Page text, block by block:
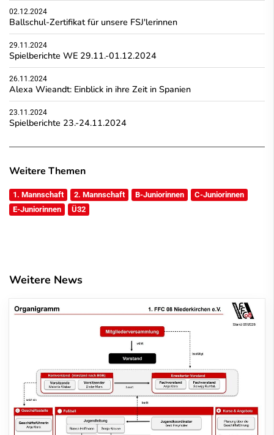
02.12.2024
Ballschul-Zertifikat für unsere FSJ'lerinnen
29.11.2024
Spielberichte WE 29.11.-01.12.2024
26.11.2024
Alexa Wieandt: Einblick in ihre Zeit in Spanien
23.11.2024
Spielberichte 23.-24.11.2024
Weitere Themen
1. Mannschaft 2. Mannschaft B-Juniorinnen
C-Juniorinnen
E-Juniorinnen
Ü32
Weitere News